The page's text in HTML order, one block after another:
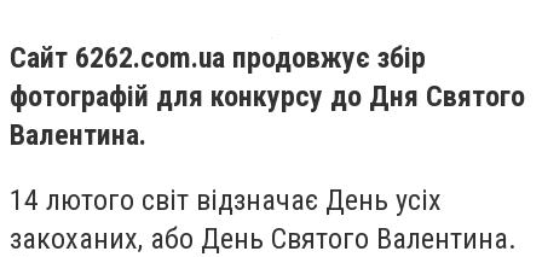
Сайт 6262.com.ua продовжує збір
фотографій для конкурсу до Дня Святого
Валентина.
14 лютого світ відзначає День усіх
закоханих, або День Святого Валентина.